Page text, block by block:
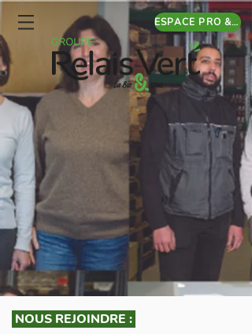
ESPACE PRO & CATALOGUE EN LIGNE
NOUS REJOINDRE :